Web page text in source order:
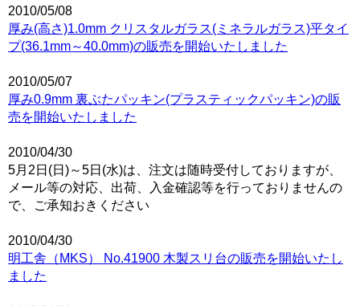
2010/05/08
厚み(高さ)1.0mm クリスタルガラス(ミネラルガラス)平タイ
プ(36.1mm～40.0mm)の販売を開始いたしました
2010/05/07
厚み0.9mm 裏ぶたパッキン(プラスティックパッキン)の販
売を開始いたしました
2010/04/30
5月2日(日)～5日(水)は、注文は随時受付しておりますが、
メール等の対応、出荷、入金確認等を行っておりませんの
で、ご承知おきください
2010/04/30
明工舎（MKS） No.41900 木製スリ台の販売を開始いたし
ました